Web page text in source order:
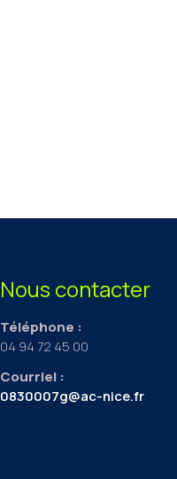
Nous contacter
Téléphone :
04 94 72 45 00
Courriel :
0830007g@ac-nice.fr